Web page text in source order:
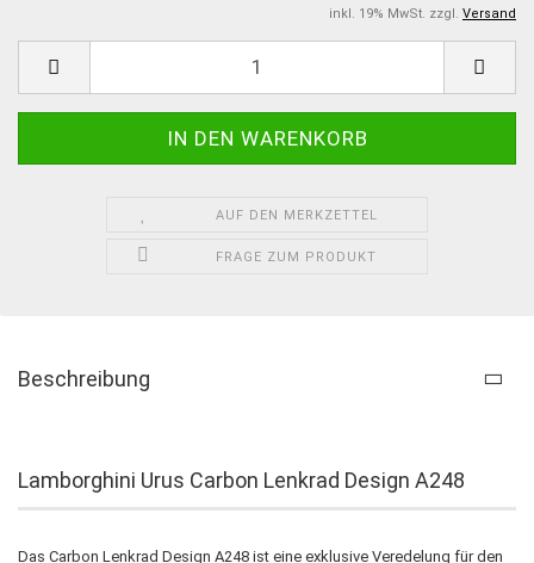
inkl. 19% MwSt. zzgl. Versand
AUF DEN MERKZETTEL
FRAGE ZUM PRODUKT
Beschreibung
Lamborghini Urus Carbon Lenkrad Design A248
Das Carbon Lenkrad Design A248 ist eine exklusive Veredelung für den